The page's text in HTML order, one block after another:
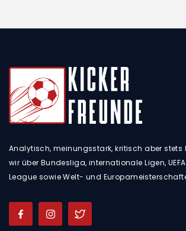
Analytisch, meinungsstark, kritisch aber stets
wir über Bundesliga, internationale Ligen,
League sowie Welt- und